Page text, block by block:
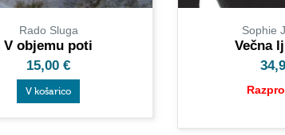
Rado Sluga
V objemu poti
15,00€
V košarico
Sophie
Večna